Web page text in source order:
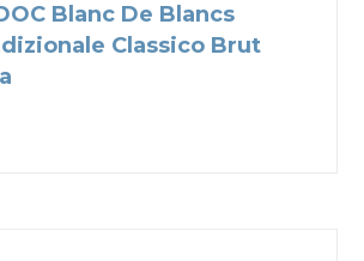
Blanc De Blancs
Classico Brut